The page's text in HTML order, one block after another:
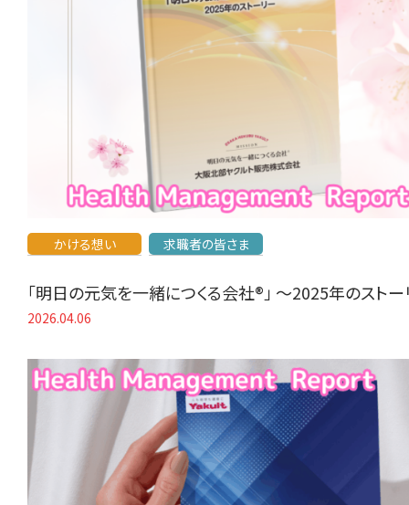
かける想い 求職者の皆さま
「明日の元気を一緒につくる会社®」 〜2025年のスト
2026.04.06